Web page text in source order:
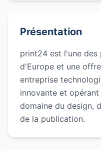
Présentation
print24 est l'une des
d'Europe et une
entreprise
innovante et
domaine du design,
de la publication.